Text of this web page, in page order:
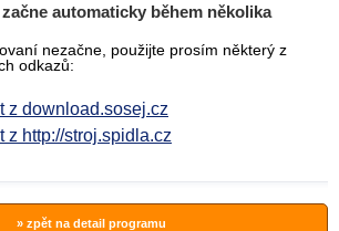
automaticky během několika
nezačne, použijte prosím některý z
odkazů:
z download.sosej.cz
z http://stroj.spidla.cz
» zpět na detail programu